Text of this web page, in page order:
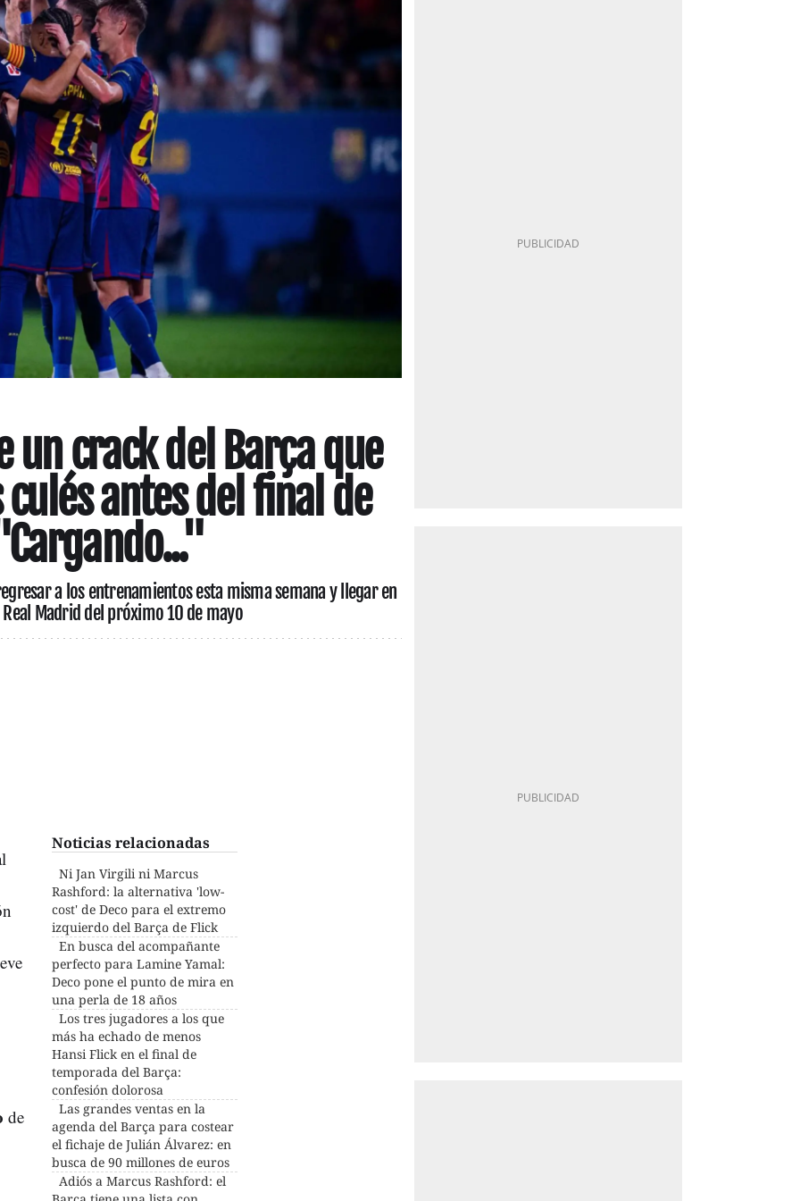
un crack del Barça que
antes del final de
a los entrenamientos esta misma semana y llegar en
Madrid del próximo 10 de mayo
Noticias relacionadas
Ni Jan Virgili ni Marcus
Rashford: la alternativa 'low-
cost' de Deco para el extremo
izquierdo del Barça de Flick
En busca del acompañante
perfecto para Lamine Yamal:
Deco pone el punto de mira en
una perla de 18 años
Los tres jugadores a los que
más ha echado de menos
Hansi Flick en el final de
temporada del Barça:
confesión dolorosa
Las grandes ventas en la
agenda del Barça para costear
el fichaje de Julián Álvarez: en
busca de 90 millones de euros
Adiós a Marcus Rashford: el
de